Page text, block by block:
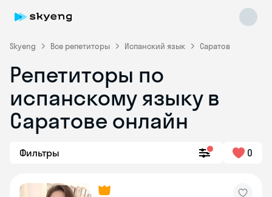
Skyeng Все репетиторы Испанский язык Саратов
Репетиторы по
испанскому языку в
Саратове онлайн
Фильтры 0
Skyeng Chat